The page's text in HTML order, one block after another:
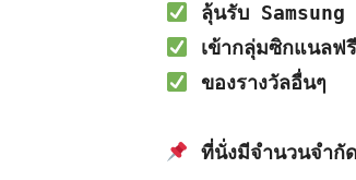
ลุ้นรับ
เข้ากลุ่มซิกแนลฟรี
ของรางวัลอื่นๆ
ที่นั่งมีจำนวนจำกั